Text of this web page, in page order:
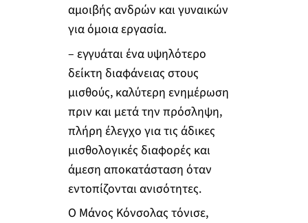
αμοιβής ανδρών και γυναικών
για όμοια εργασία.
– εγγυάται ένα υψηλότερο
δείκτη διαφάνειας στους
μισθούς, καλύτερη ενημέρωση
πριν και μετά την πρόσληψη,
πλήρη έλεγχο για τις άδικες
μισθολογικές διαφορές και
άμεση αποκατάσταση όταν
εντοπίζονται ανισότητες.
Ο Μάνος Κόνσολας τόνισε,